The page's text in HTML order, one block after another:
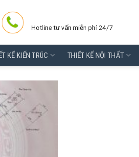
Hotline tư vấn miễn phí 24/7
KẾ KIẾN TRÚC THIẾT KẾ NỘI THẤT